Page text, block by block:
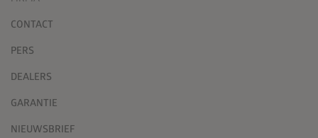
CONTACT
PERS
DEALERS
GARANTIE
NIEUWSBRIEF